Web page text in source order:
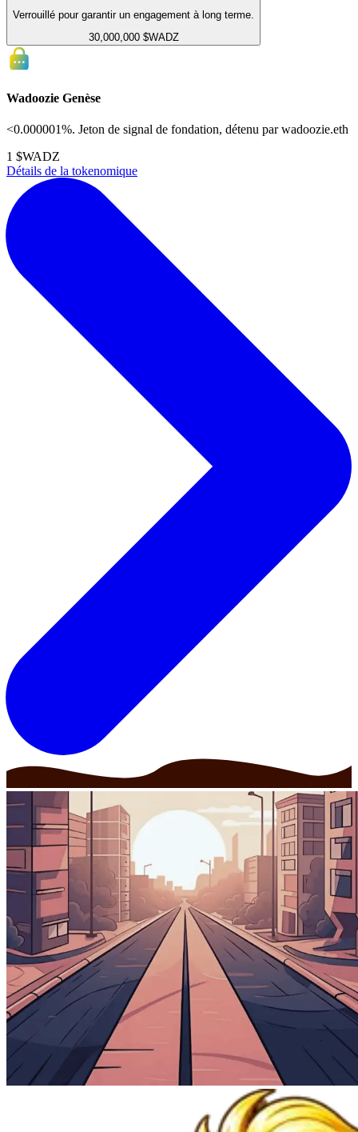
Verrouillé pour garantir un engagement à long terme.
30,000,000 $WADZ
Wadoozie Genèse
<0.000001%. Jeton de signal de fondation, détenu par wadoozie.eth
1 $WADZ
Détails de la tokenomique